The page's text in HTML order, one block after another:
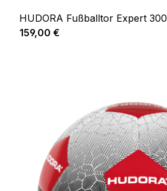
HUDORA Fußballtor Expert 300
Regulärer Preis:
159,00 €